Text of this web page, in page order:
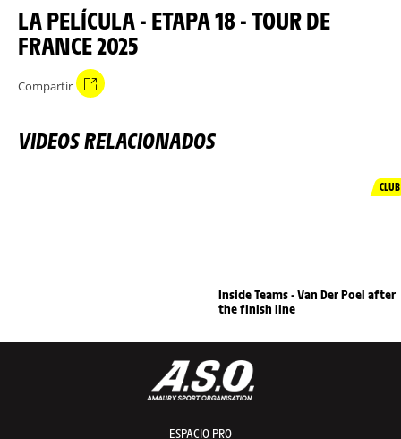
LA PELÍCULA - ETAPA 18 - TOUR DE
FRANCE 2025
Compartir
VIDEOS RELACIONADOS
CLUB
Inside Teams - Van Der Poel after
the finish line
ESPACIO PRO